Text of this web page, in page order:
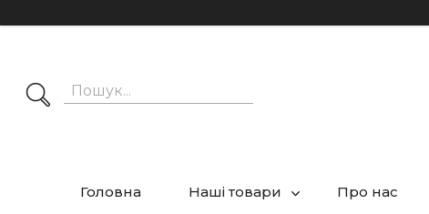
Головна Наші товари Про нас